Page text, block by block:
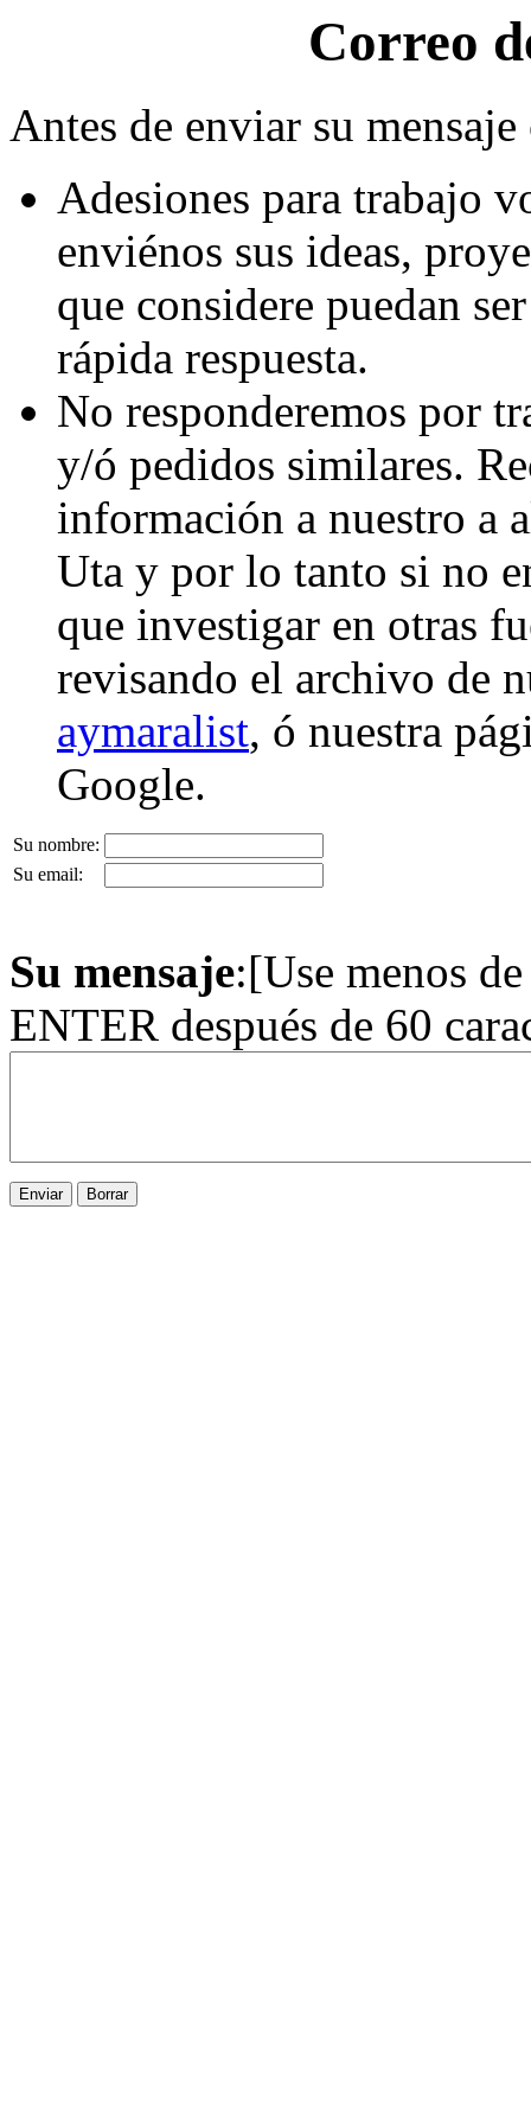
Correo
Antes de enviar su
Adesiones para trabajo
enviénos sus ideas,
que considere puedan
rápida respuesta.
No responderemos por
y/ó pedidos similares.
información a nuestro a
Uta y por lo tanto si no
que investigar en otras
revisando el archivo de
aymaralist, ó nuestra
Google.
Su nombre:
Su email:
Su mensaje:[Use menos
ENTER después de 60